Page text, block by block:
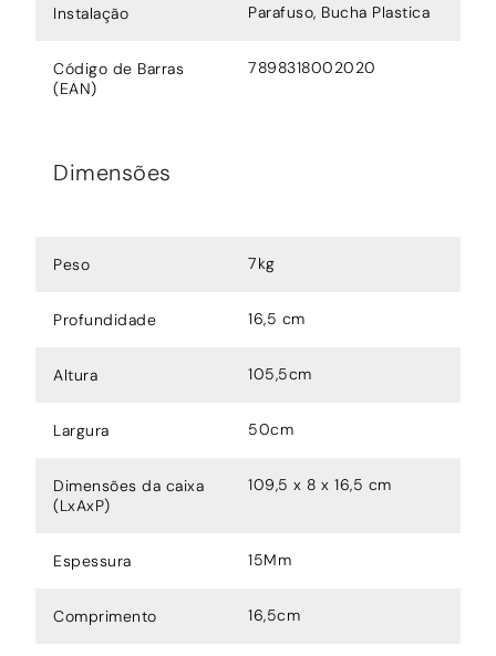
Instalação Parafuso, Bucha Plastica
Código de Barras
(EAN)
7898318002020
Dimensões
Peso 7kg
Profundidade 16,5 cm
Altura 105,5cm
Largura 50cm
Dimensões da caixa
(LxAxP)
109,5 x 8 x 16,5 cm
Espessura 15Mm
Comprimento 16,5cm